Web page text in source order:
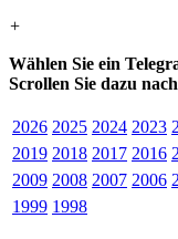
+
Wählen Sie ein
Scrollen Sie dazu
2026 2025 2024 2023
2019 2018 2017 2016
2009 2008 2007 2006
1999 1998